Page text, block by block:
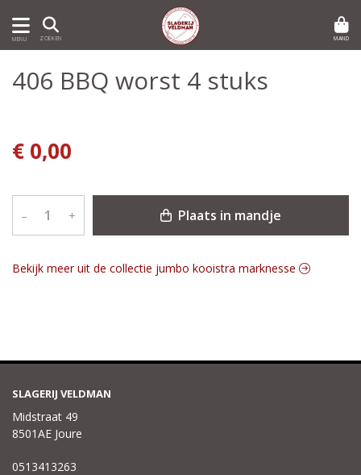
MENU ZOEKEN MAND
406 BBQ worst 4 stuks
€ 0,00
– + Plaats in mandje
Bekijk meer uit de collectie jumbo kooistra marknesse
SLAGERIJ VELDMAN
Midstraat 49
8501AE Joure
0513413263